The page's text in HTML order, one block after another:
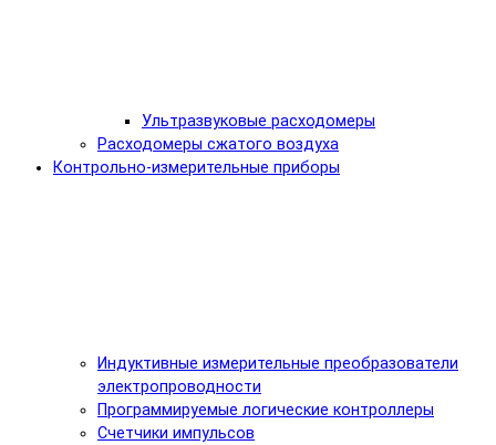
Ультразвуковые расходомеры
Расходомеры сжатого воздуха
Контрольно-измерительные приборы
Индуктивные измерительные преобразователи
электропроводности
Программируемые логические контроллеры
Счетчики импульсов